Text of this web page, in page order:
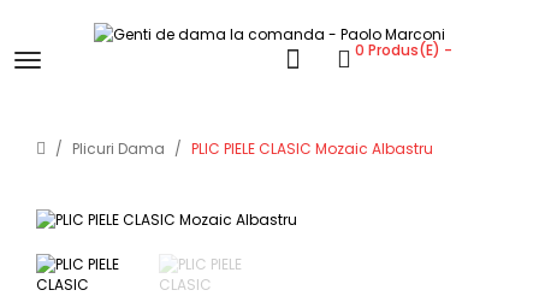
0 Produs(e) -
Plicuri Dama PLIC PIELE CLASIC Mozaic Albastru